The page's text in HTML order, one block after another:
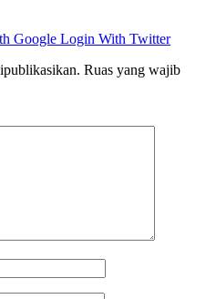
Google Login With Twitter
Ruas yang wajib